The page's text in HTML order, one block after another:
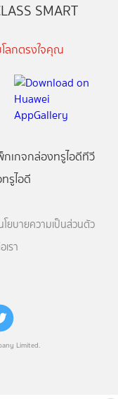
Limited.
SMART
ลกตรงใจคุณ
กเกจกล่องทรูไอดีทีวี
รูไอดี
โยบายความเป็นส่วนตัว
รา